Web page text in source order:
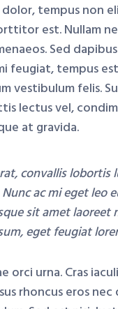
dolor, tempus non
est. Nullam
Sed
feugiat, tempus
vestibulum felis.
lectus vel,
at gravida.
convallis
ac mi eget leo
sit amet laoreet
eget feugiat
orci urna. Cras
rhoncus eros